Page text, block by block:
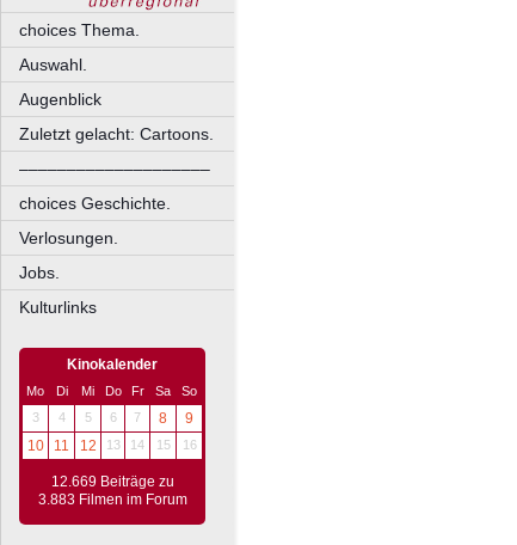
choices Thema.
Auswahl.
Augenblick
Zuletzt gelacht: Cartoons.
––––––––––––––––––––
choices Geschichte.
Verlosungen.
Jobs.
Kulturlinks
Kinokalender
Mo Di Mi Do Fr Sa
So
3
4 5 6 7 8
9
10
11 12 13 14 15 16
12.669 Beiträge zu
3.883 Filmen im Forum